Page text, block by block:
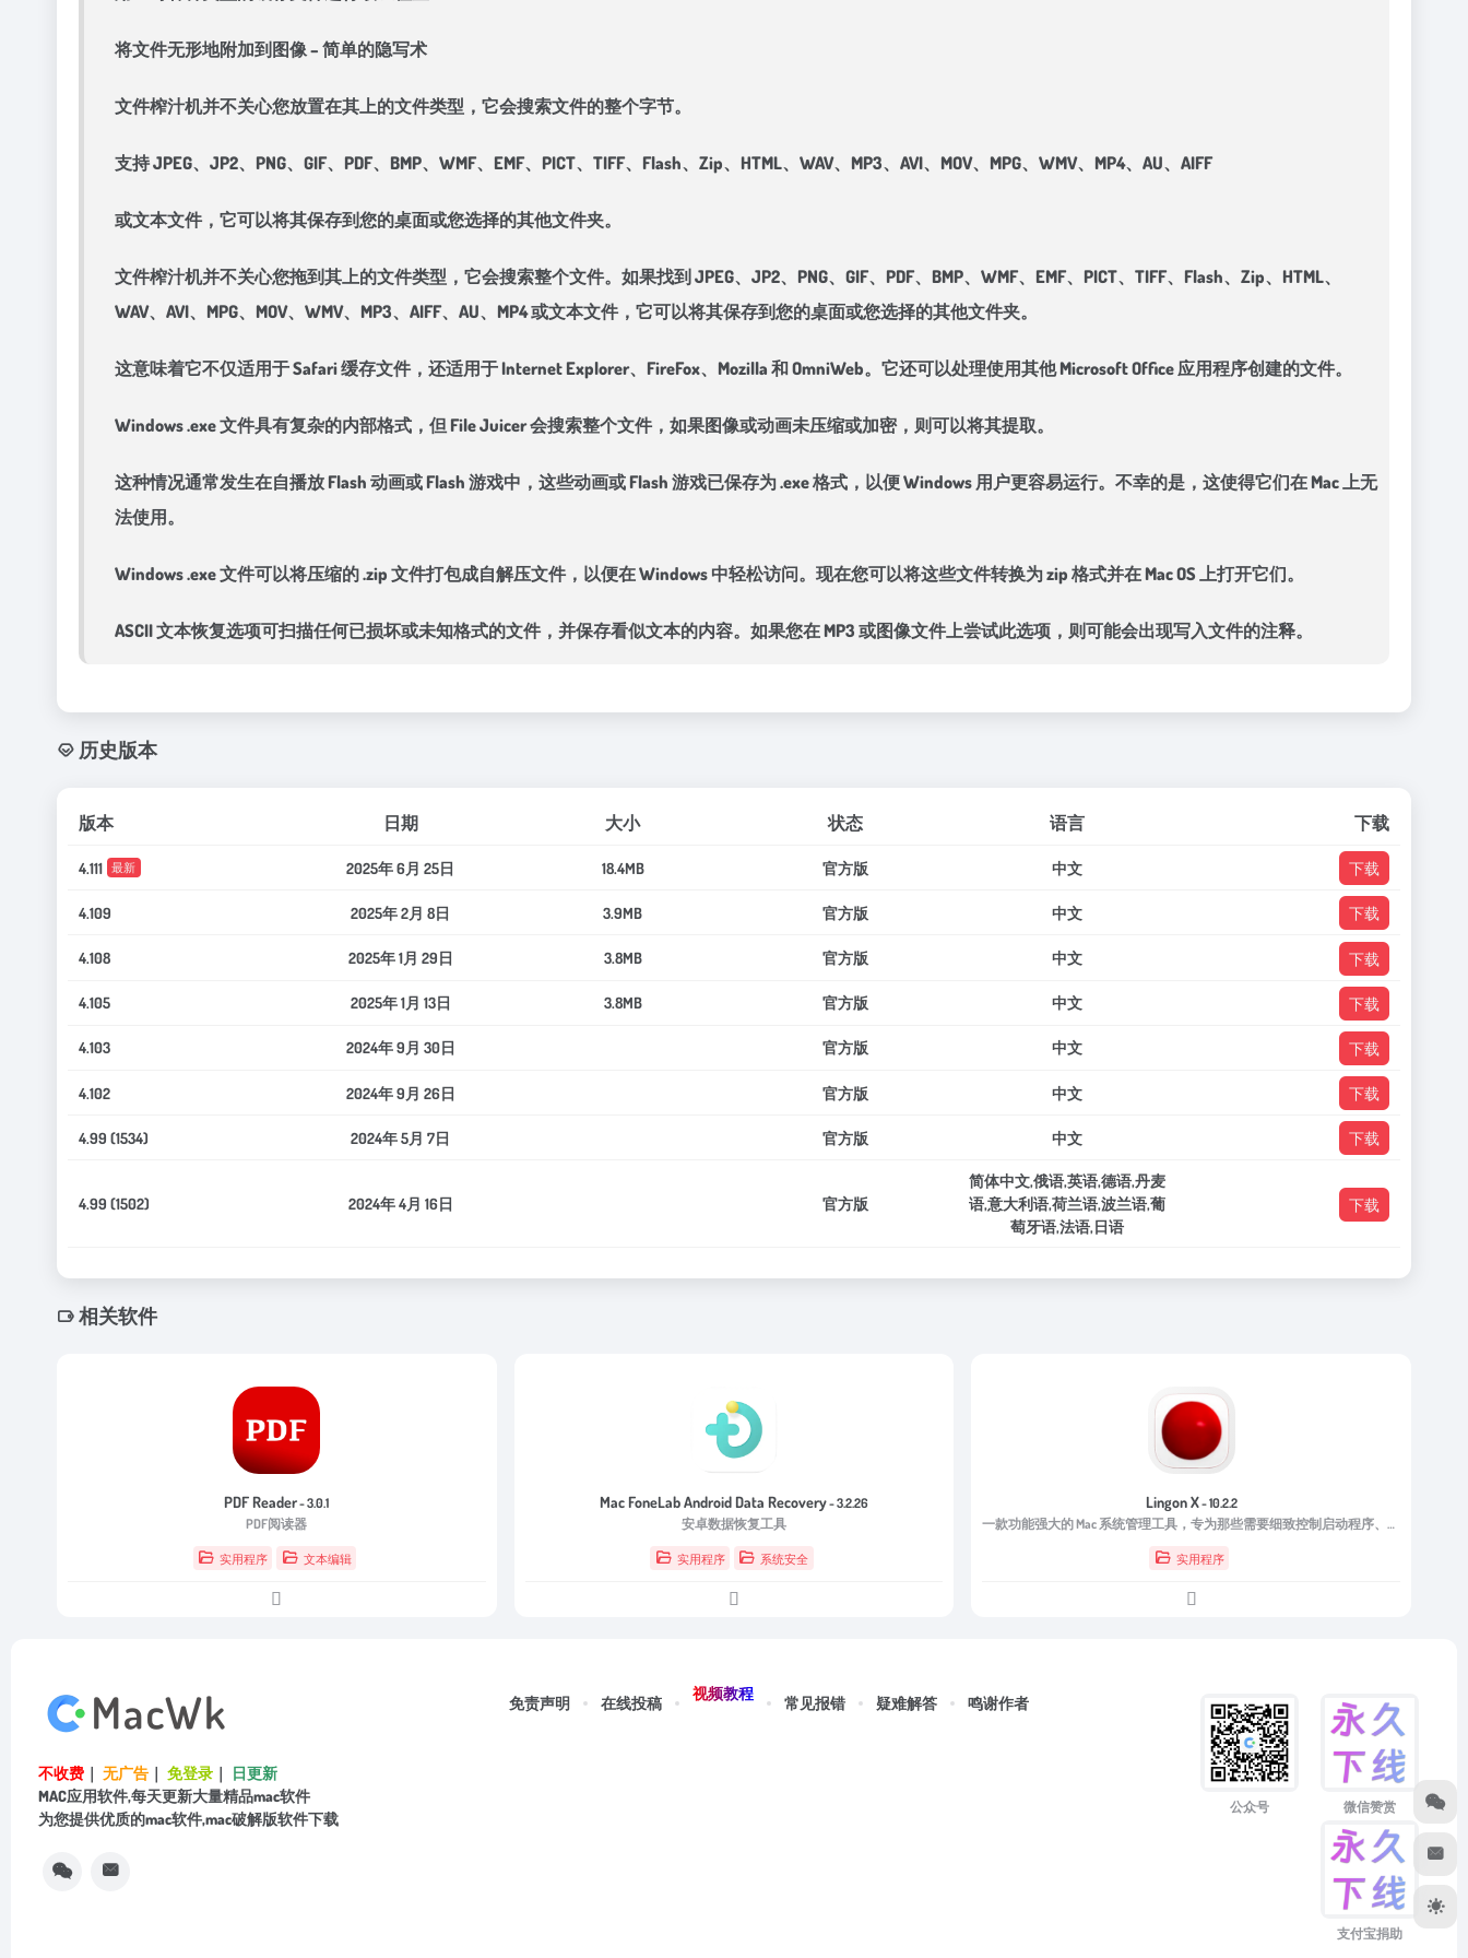
将文件无形地附加到图像 – 简单的隐写术
文件榨汁机并不关心您放置在其上的文件类型，它会搜索文件的整个字节。
支持 JPEG、JP2、PNG、GIF、PDF、BMP、WMF、EMF、PICT、TIFF、Flash、Zip、HTML、WAV、MP3、AVI、MOV、MPG、WMV、MP4、AU、AIFF
或文本文件，它可以将其保存到您的桌面或您选择的其他文件夹。
文件榨汁机并不关心您拖到其上的文件类型，它会搜索整个文件。如果找到 JPEG、JP2、PNG、GIF、PDF、BMP、WMF、EMF、PICT、TIFF、Flash、Zip、HTML、
WAV、AVI、MPG、MOV、WMV、MP3、AIFF、AU、MP4 或文本文件，它可以将其保存到您的桌面或您选择的其他文件夹。
这意味着它不仅适用于 Safari 缓存文件，还适用于 Internet Explorer、FireFox、Mozilla 和 OmniWeb。它还可以处理使用其他 Microsoft Office 应用程序创建的文件。
Windows .exe 文件具有复杂的内部格式，但 File Juicer 会搜索整个文件，如果图像或动画未压缩或加密，则可以将其提取。
这种情况通常发生在自播放 Flash 动画或 Flash 游戏中，这些动画或 Flash 游戏已保存为 .exe 格式，以便 Windows 用户更容易运行。不幸的是，这使得它们在 Mac 上无
法使用。
Windows .exe 文件可以将压缩的 .zip 文件打包成自解压文件，以便在 Windows 中轻松访问。现在您可以将这些文件转换为 zip 格式并在 Mac OS 上打开它们。
ASCII 文本恢复选项可扫描任何已损坏或未知格式的文件，并保存看似文本的内容。如果您在 MP3 或图像文件上尝试此选项，则可能会出现写入文件的注释。
历史版本
版本 日期 大小 状态 语言 下载
4.111 最新 2025年 6月 25日 18.4MB 官方版 中文 下载
4.109 2025年 2月 8日 3.9MB 官方版 中文 下载
4.108 2025年 1月 29日 3.8MB 官方版 中文 下载
4.105 2025年 1月 13日 3.8MB 官方版 中文 下载
4.103 2024年 9月 30日 官方版 中文 下载
4.102 2024年 9月 26日 官方版 中文 下载
4.99 (1534) 2024年 5月 7日 官方版 中文 下载
4.99 (1502) 2024年 4月 16日 官方版
简体中文,俄语,英语,德语,丹麦
语,意大利语,荷兰语,波兰语,葡
萄牙语,法语,日语
下载
相关软件
PDF Reader- 3.0.1
PDF阅读器
实用程序 文本编辑
Mac FoneLab Android Data Recovery- 3.2.26
安卓数据恢复工具
实用程序 系统安全
Lingon X- 10.2.2
一款功能强大的 Mac 系统管理工具，专为那些需要细致控制启动程序、守护进程、代理以及自动化任务的用户设计。
实用程序
不收费 ｜ 无广告 ｜ 免登录 ｜
日更新
MAC应用软件,每天更新大量精品mac软件
为您提供优质的mac软件,mac破解版软件下载
免责声明 在线投稿 视频教程 常见报错 疑难解答 鸣谢作者
公众号 微信赞赏
支付宝捐助